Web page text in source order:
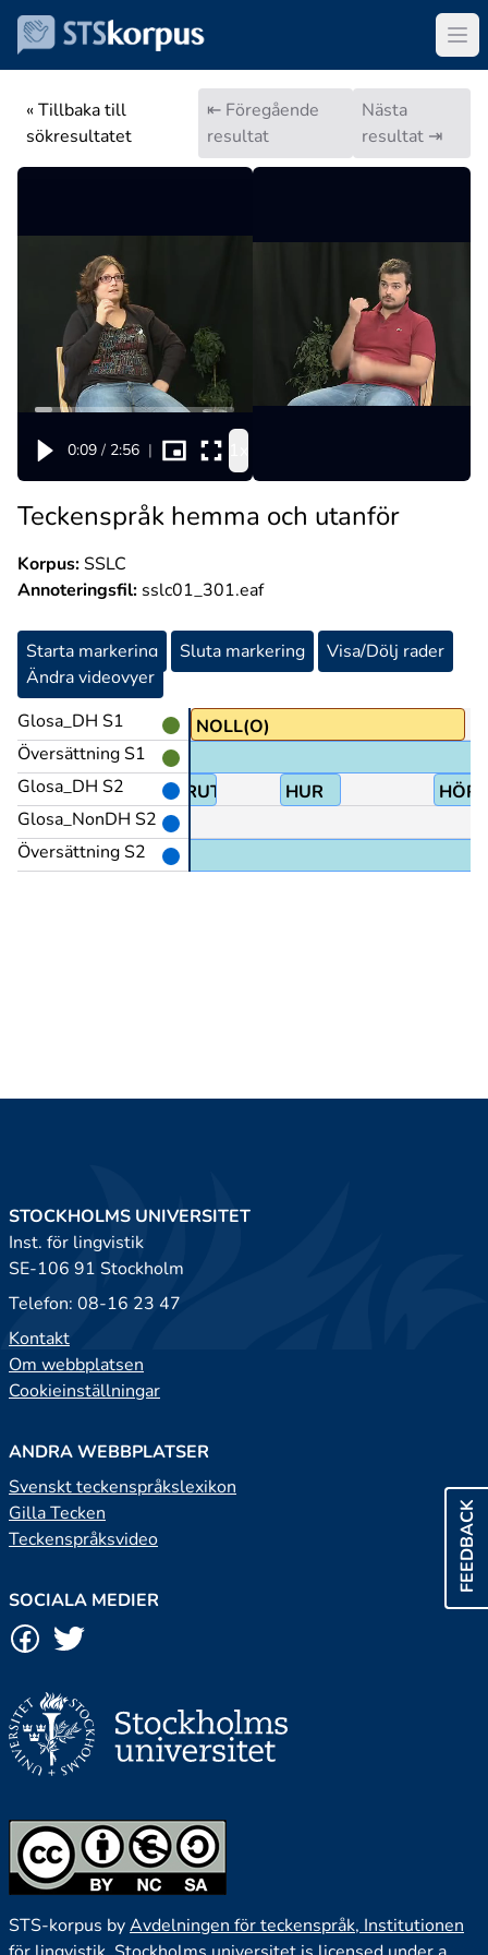
« Tillbaka till
sökresultatet
⇤ Föregående
resultat
Nästa
resultat ⇥
0:09 / 2:56 |
Teckenspråk hemma och utanför
Korpus:SSLC
Annoteringsfil: sslc01_301.eaf
Starta markering Sluta markering
Visa/Dölj rader
Ändra videovyer
Glosa_DH S1
Översättning S1
Glosa_DH S2
Glosa_NonDH S2
Översättning S2
hörande@& NOLL(O)
FÖRUT HUR
FEEDBACK
STOCKHOLMS UNIVERSITET
Inst. för lingvistik
SE-106 91 Stockholm
Telefon: 08-16 23 47
Kontakt
Om webbplatsen
Cookieinställningar
ANDRA WEBBPLATSER
Svenskt teckenspråkslexikon
Gilla Tecken
Teckenspråksvideo
SOCIALA MEDIER
STS-korpus byAvdelningen för teckenspråk, Institutionen